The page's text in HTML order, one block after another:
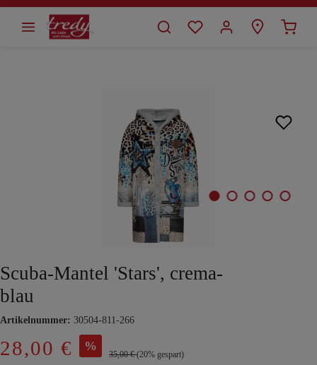
springen
Scuba-Mantel 'Stars', crema-
blau
Artikelnummer: 30504-811-266
28,00 € %
35,00 €(20% gespart)